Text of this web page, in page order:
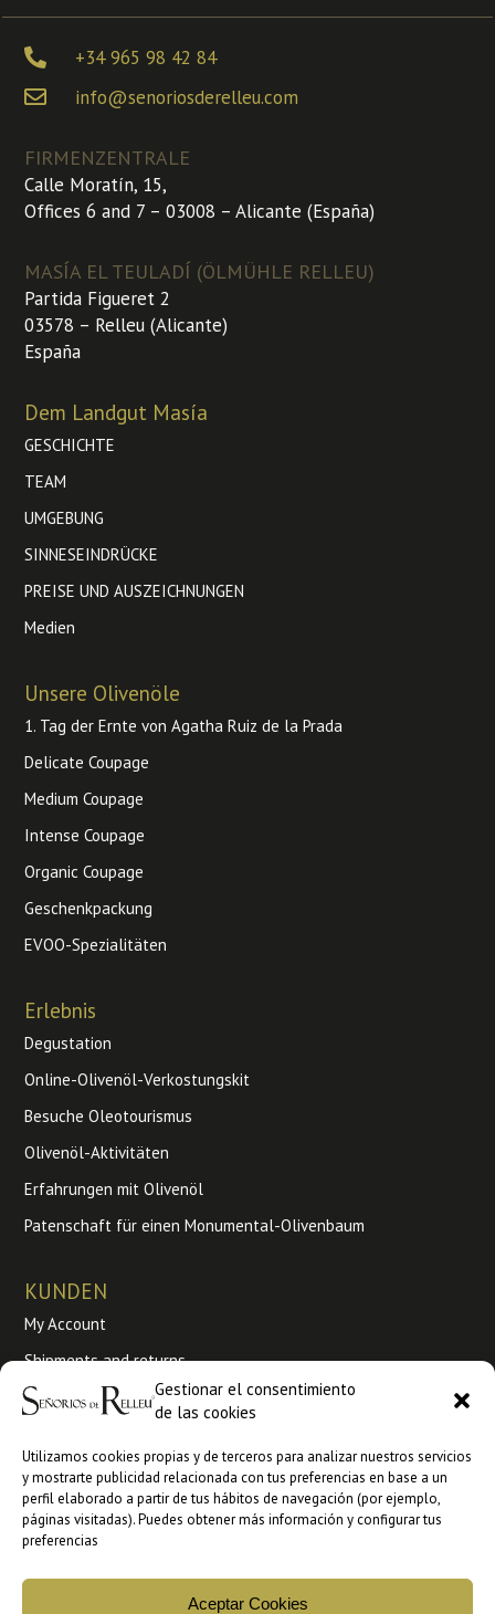
Gestionar el consentimiento
de las cookies
Utilizamos cookies propias y de terceros para analizar nuestros servicios
y mostrarte publicidad relacionada con tus preferencias en base a un
perfil elaborado a partir de tus hábitos de navegación (por ejemplo,
páginas visitadas). Puedes obtener más información y configurar tus
preferencias
Aceptar Cookies
+34 965 98 42 84
info@senoriosderelleu.com
FIRMENZENTRALE
Calle Moratín, 15,
Offices 6 and 7 – 03008 – Alicante (España)
MASÍA EL TEULADÍ (ÖLMÜHLE RELLEU)
Partida Figueret 2
03578 – Relleu (Alicante)
España
Dem Landgut Masía
GESCHICHTE
TEAM
UMGEBUNG
SINNESEINDRÜCKE
PREISE UND AUSZEICHNUNGEN
Medien
Unsere Olivenöle
1. Tag der Ernte von Agatha Ruiz de la Prada
Delicate Coupage
Medium Coupage
Intense Coupage
Organic Coupage
Geschenkpackung
EVOO-Spezialitäten
Erlebnis
Degustation
Online-Olivenöl-Verkostungskit
Besuche Oleotourismus
Olivenöl-Aktivitäten
Erfahrungen mit Olivenöl
Patenschaft für einen Monumental-Olivenbaum
KUNDEN
My Account
Shipments and returns
Bestellungen
Großhandel
Kaufen Sie B2B bei Ankorstore